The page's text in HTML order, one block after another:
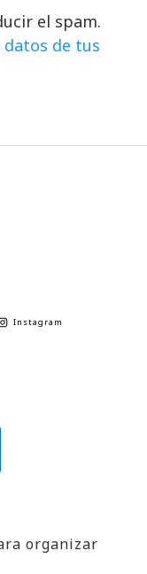
el spam.
datos de tus
Instagram
organizar